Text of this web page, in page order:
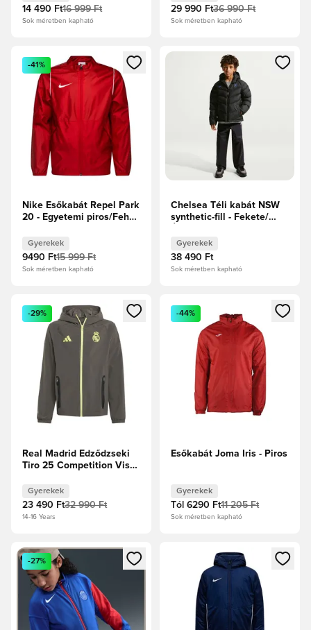
14 490 Ft16 999 Ft
Sok méretben kapható
29 990 Ft36 990 Ft
Sok méretben kapható
Megnyit egy modált a bejelentkezéshez vagy a tagként
-41%
Nike Esőkabát Repel Park
20 - Egyetemi piros/Fehér
Gyerekek
9490 Ft15 999 Ft
Sok méretben kapható
Megnyit egy modált a
Chelsea Téli kabát NSW
synthetic-fill - Fekete/
Gyerekek
38 490 Ft
Sok méretben kapható
Megnyit egy modált a bejelentkezéshez vagy a tagként
-29%
Real Madrid Edződzseki
Tiro 25 Competition Vis
Alapszürke/Félig fagyott
sárga Gyerek
Gyerekek
23 490 Ft32 990 Ft
14-16 Years
Megnyit egy modált a
-44%
Esőkabát Joma Iris - Piros
Gyerekek
Tól 6290 Ft11 205 Ft
Sok méretben kapható
Megnyit egy modált a bejelentkezéshez vagy a tagként való
-27%
Megnyit egy modált a